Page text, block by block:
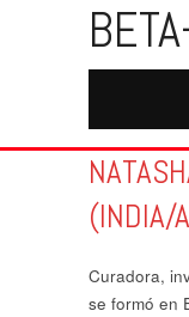
(INDIA/
Curadora,
se formó en